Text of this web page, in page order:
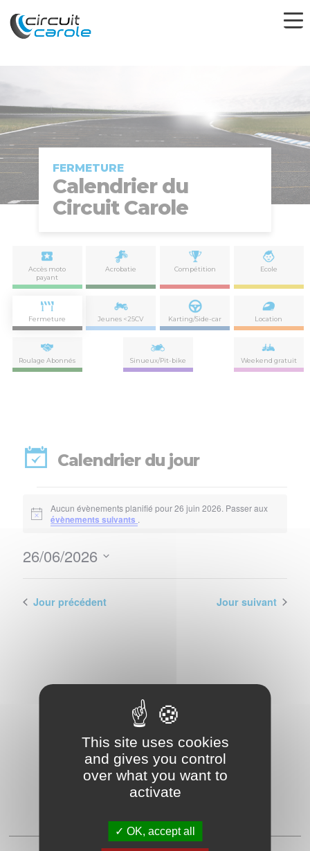
FERMETURE
Calendrier du
Circuit Carole
Accès moto
payant
Acrobatie Compétition Ecole
Fermeture Jeunes <25CV Karting/Side-car Location
Roulage Abonnés Sinueux/Pit-bike Weekend gratuit
Calendrier du jour
Évènements
for
26
juin
2026
Notice
Aucun évènements planifié pour 26 juin 2026. Passer aux
évènements suivants .
par
vues
26/06/2026
date.Jour précédent Jour suivant
This site uses cookies
and gives you control
over what you want to
activate
OK, accept all